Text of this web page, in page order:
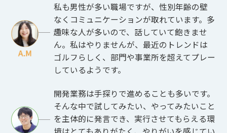
私も男性が多い職場ですが、性別年齢の壁
なくコミュニケーションが取れています。多
趣味な人が多いので、話していて飽きませ
ん。私はやりませんが、最近のトレンドは
ゴルフらしく、部門や事業所を超えてプレー
しているようです。
開発業務は手探りで進めることも多いです。
そんな中で試してみたい、やってみたいこと
を主体的に発言でき、実行させてもらえる環